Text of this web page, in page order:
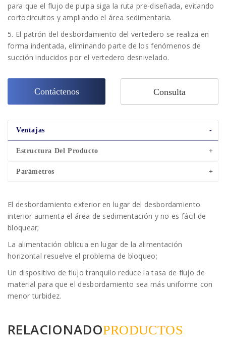
para que el flujo de pulpa siga la ruta pre-diseñada, evitando
cortocircuitos y ampliando el área sedimentaria.
5. El patrón del desbordamiento del vertedero se realiza en
forma indentada, eliminando parte de los fenómenos de
succión inducidos por el vertedero desnivelado.
Contáctenos Consulta
Ventajas
Estructura Del Producto
Parámetros
El desbordamiento exterior en lugar del desbordamiento
interior aumenta el área de sedimentación y no es fácil de
bloquear;
La alimentación oblicua en lugar de la alimentación
horizontal resuelve el problema de bloqueo;
Un dispositivo de flujo tranquilo reduce la tasa de flujo de
material para que el desbordamiento sea más uniforme con
menor turbidez.
RELACIONADOPRODUCTOS